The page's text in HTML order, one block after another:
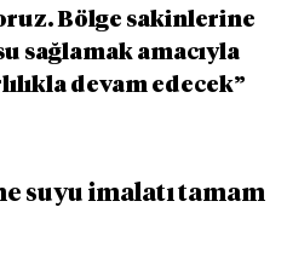
Bölge sakinlerine
sağlamak amacıyla
devam edecek”
suyu imalatı tamam